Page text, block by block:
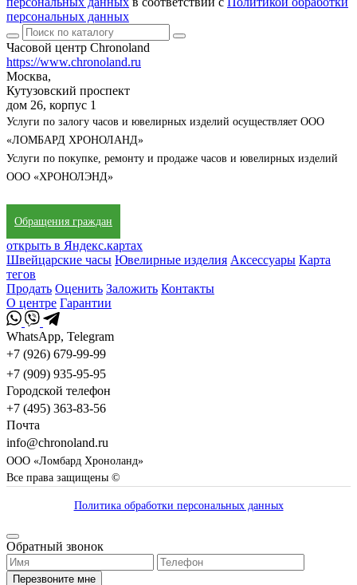
персональных данных
Часовой центр Chronoland
https://www.chronoland.ru
Москва,
Кутузовский проспект
дом 26, корпус 1
Услуги по залогу часов и ювелирных изделий осуществляет ООО
«ЛОМБАРД ХРОНОЛАНД»
Услуги по покупке, ремонту и продаже часов и ювелирных изделий
ООО «ХРОНОЛЭНД»
Обращения граждан
открыть в Яндекс.картах
Швейцарские часы Ювелирные изделия Аксессуары Карта
тегов
Продать Оценить Заложить Контакты
О центре Гарантии
WhatsApp, Telegram
+7 (926) 679-99-99
+7 (909) 935-95-95
Городской телефон
+7 (495) 363-83-56
Почта
info@chronoland.ru
ООО «Ломбард Хроноланд»
Все права защищены ©
Политика обработки персональных данных
Обратный звонок
Перезвоните мне